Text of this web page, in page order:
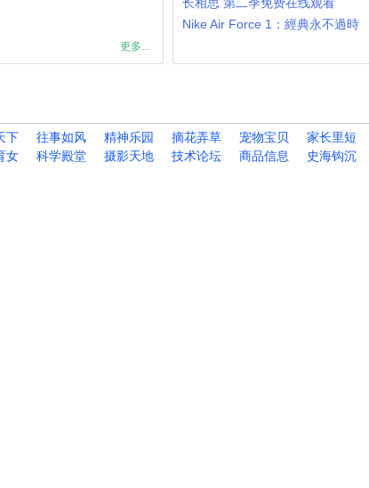
更多...
Nike Air Force 1：經典永不過時
下 往事如风 精神乐园 摘花弄草 宠物宝贝 家长里短
女 科学殿堂 摄影天地 技术论坛 商品信息 史海钩沉